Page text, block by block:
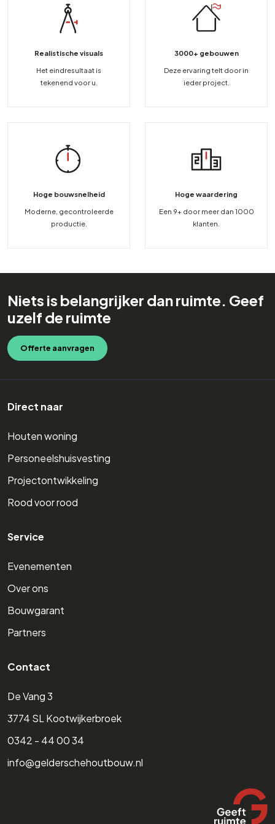
Realistische visuals
Het eindresultaat is
tekenend voor u.
3000+ gebouwen
Deze ervaring telt door in
ieder project.
Hoge bouwsnelheid
Moderne, gecontroleerde
productie.
Hoge waardering
Een 9+ door meer dan 1000
klanten.
Niets is belangrijker dan ruimte. Geef
uzelf de ruimte
Offerte aanvragen
Direct naar
Houten woning
Personeelshuisvesting
Projectontwikkeling
Rood voor rood
Service
Evenementen
Over ons
Bouwgarant
Partners
Contact
De Vang 3
3774 SL Kootwijkerbroek
0342 - 44 00 34
info@gelderschehoutbouw.nl